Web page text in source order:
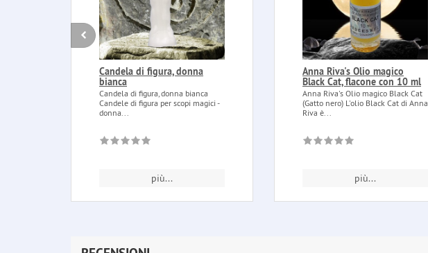
Candela di figura, donna
bianca
Candela di figura, donna bianca
Candele di figura per scopi magici -
donna...
più...
Anna Riva's Olio magico
Black Cat, flacone con 10 ml
Anna Riva's Olio magico Black Cat
(Gatto nero) L'olio Black Cat di Anna
Riva è...
più...